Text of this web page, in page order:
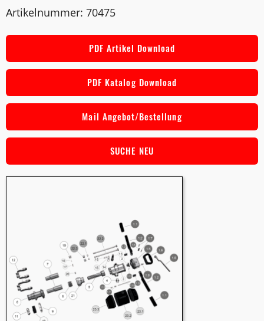
Artikelnummer: 70475
PDF Artikel Download
PDF Katalog Download
Mail Angebot/Bestellung
SUCHE NEU